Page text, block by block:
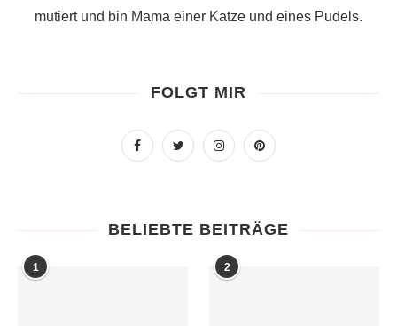
mutiert und bin Mama einer Katze und eines Pudels.
FOLGT MIR
BELIEBTE BEITRÄGE
1 2